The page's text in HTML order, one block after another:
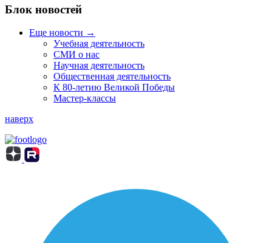
Блок новостей
Еще новости →
Учебная деятельность
СМИ о нас
Научная деятельность
Общественная деятельность
К 80-летию Великой Победы
Мастер-классы
наверх